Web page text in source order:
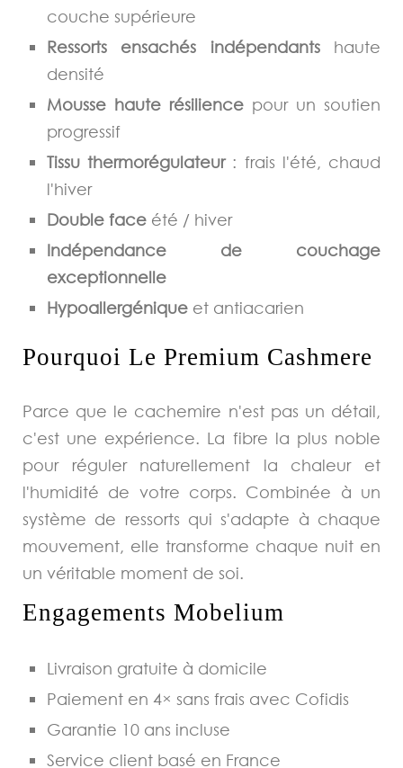
couche supérieure
Ressorts ensachés indépendantshaute
densité
Mousse haute résilience pour un soutien
progressif
Tissu thermorégulateur: frais l'été, chaud
l'hiver
Double face été / hiver
Indépendance de couchage
exceptionnelle
Hypoallergénique et antiacarien
Pourquoi Le Premium Cashmere
Parce que le cachemire n'est pas un détail,
c'est une expérience. La fibre la plus noble
pour réguler naturellement la chaleur et
l'humidité de votre corps. Combinée à un
système de ressorts qui s'adapte à chaque
mouvement, elle transforme chaque nuit en
un véritable moment de soi.
Engagements Mobelium
Livraison gratuite à domicile
Paiement en 4× sans frais avec Cofidis
Garantie 10 ans incluse
Service client basé en France